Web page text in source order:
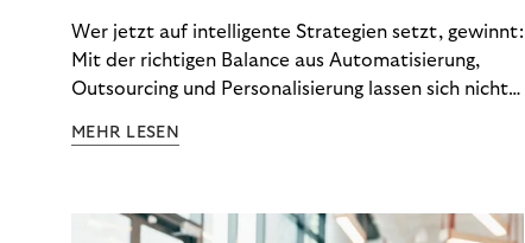
Wer jetzt auf intelligente Strategien setzt, gewinnt:
Mit der richtigen Balance aus Automatisierung,
Outsourcing und Personalisierung lassen sich nicht
Ergebnisse sichern. Riverty zeigt, wie Recovery-
MEHR LESEN